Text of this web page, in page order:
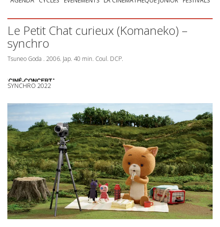
Le Petit Chat curieux (Komaneko) –
synchro
Tsuneo Goda . 2006. Jap. 40 min. Coul. DCP.
SYNCHRO 2022